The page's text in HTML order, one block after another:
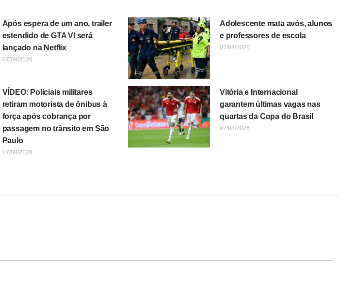
Após espera de um ano, trailer
estendido de GTA VI será
lançado na Netflix
07/08/2026
Adolescente mata avós, alunos
e professores de escola
07/08/2026
VÍDEO: Policiais militares
retiram motorista de ônibus à
força após cobrança por
passagem no trânsito em São
Paulo
07/08/2026
Vitória e Internacional
garantem últimas vagas nas
quartas da Copa do Brasil
07/08/2026